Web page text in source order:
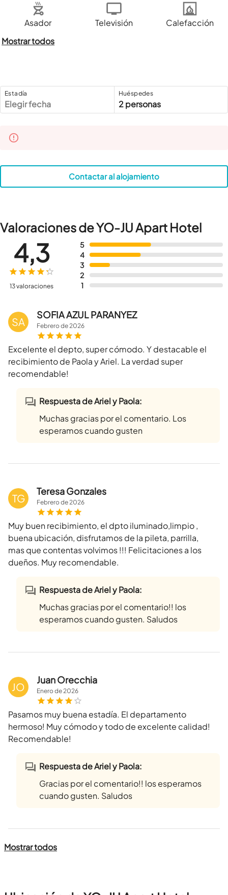
Asador Televisión
Calefacción
Mostrar todos
Estadía
Elegir fecha
Huéspedes
2 personas
Contactar al alojamiento
Valoraciones de YO-JU Apart Hotel
5
4
3
2
1
4,3
13 valoraciones
SA
SOFIA AZUL PARANYEZ
Febrerode2026
Excelente el depto, super cómodo. Y destacable el
recibimiento de Paola y Ariel. La verdad super
recomendable!
Respuesta de Ariel y Paola:
Muchas gracias por el comentario. Los
esperamos cuando gusten
TG
Teresa Gonzales
Febrerode2026
Muy buen recibimiento, el dpto iluminado,limpio ,
buena ubicación, disfrutamos de la pileta, parrilla,
mas que contentas volvimos !!! Felicitaciones a los
dueños. Muy recomendable.
Respuesta de Ariel y Paola:
Muchas gracias por el comentario!! los
esperamos cuando gusten. Saludos
JO
Juan Orecchia
Enerode2026
Pasamos muy buena estadía. El departamento
hermoso! Muy cómodo y todo de excelente calidad!
Recomendable!
Respuesta de Ariel y Paola:
Gracias por el comentario!! los esperamos
cuando gusten. Saludos
Mostrar todos